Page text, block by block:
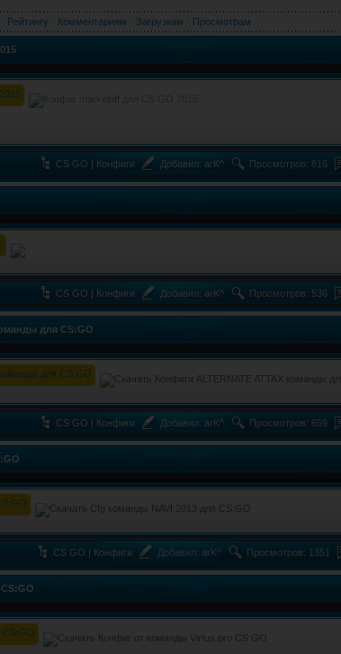
Рейтингу Комментариям Загрузкам Просмотрам
CS GO | Конфиги Добавил: arK^ Просмотров: 816
CS GO | Конфиги Добавил: arK^ Просмотров: 536
для CS:GO
CS GO | Конфиги Добавил: arK^ Просмотров: 659
CS GO | Конфиги Добавил: arK^ Просмотров: 1351